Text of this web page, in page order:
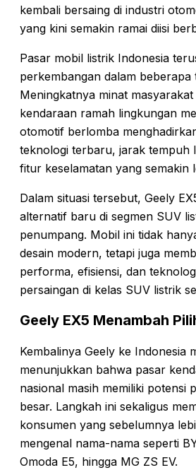
kembali bersaing di industri
yang kini semakin ramai diisi
Pasar mobil listrik Indonesia
perkembangan dalam beberapa
Meningkatnya minat
kendaraan ramah lingkungan
otomotif berlomba
teknologi terbaru, jarak tempuh
fitur keselamatan yang semakin
Dalam situasi tersebut, Geely
alternatif baru di segmen SUV
penumpang. Mobil ini tidak
desain modern, tetapi juga
performa, efisiensi, dan
persaingan di kelas SUV listrik
Geely EX5 Menambah
Kembalinya Geely ke Indonesia
menunjukkan bahwa pasar
nasional masih memiliki potensi
besar. Langkah ini sekaligus
konsumen yang sebelumnya
mengenal nama-nama seperti
Omoda E5, hingga MG ZS EV.